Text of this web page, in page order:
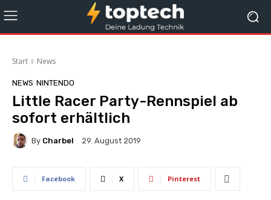
Start News
NEWS NINTENDO
Little Racer Party-Rennspiel ab
sofort erhältlich
By Charbel 29. August 2019
Facebook X Pinterest